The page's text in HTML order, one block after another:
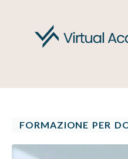
FORMAZIONE PER